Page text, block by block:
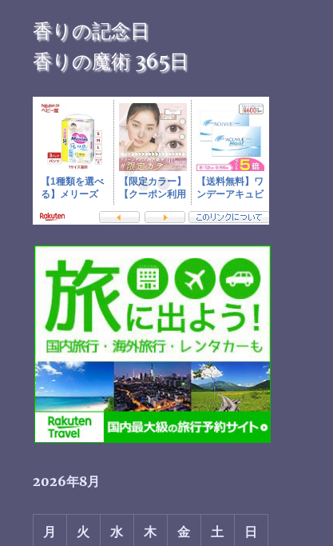
香りの記念日
香りの魔術 365日
2026年8月
月 火 水 木 金 土 日